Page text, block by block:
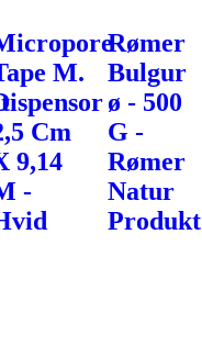
M.
Cm
9,14
-
Rømer
Bulgur
ø - 500
G -
Rømer
Natur
Produkt